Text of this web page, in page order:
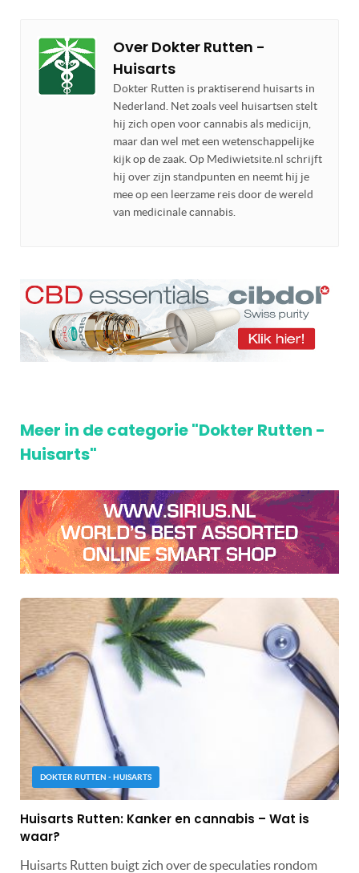
Over Dokter Rutten -
Huisarts
Dokter Rutten is praktiserend huisarts in
Nederland. Net zoals veel huisartsen stelt
hij zich open voor cannabis als medicijn,
maar dan wel met een wetenschappelijke
kijk op de zaak. Op Mediwietsite.nl schrijft
hij over zijn standpunten en neemt hij je
mee op een leerzame reis door de wereld
van medicinale cannabis.
Meer in de categorie "Dokter Rutten -
Huisarts"
DOKTER RUTTEN - HUISARTS
Huisarts Rutten: Kanker en cannabis – Wat is
waar?
Huisarts Rutten buigt zich over de speculaties rondom